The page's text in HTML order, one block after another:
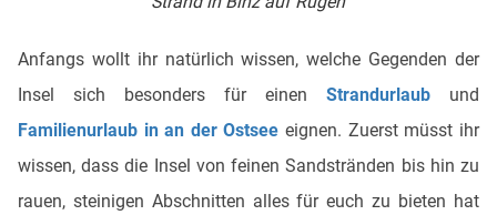
Anfangs wollt ihr natürlich wissen, welche Gegenden der
Insel sich besonders für einen Strandurlaubund
Familienurlaub in an der Ostsee eignen. Zuerst müsst ihr
wissen, dass die Insel von feinen Sandstränden bis hin zu
rauen, steinigen Abschnitten alles für euch zu bieten hat